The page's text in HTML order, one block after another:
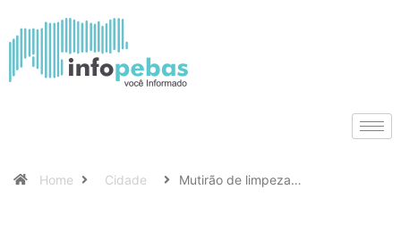
Home Cidade Mutirão de limpeza…